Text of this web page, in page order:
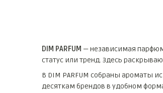
DIM PARFUM — независимая
статус или тренд. Здесь
В DIM PARFUM собраны ароматы
десяткам брендов в удобном